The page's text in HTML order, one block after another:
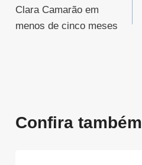
Post
Clara Camarão em
menos de cinco meses
Confira também